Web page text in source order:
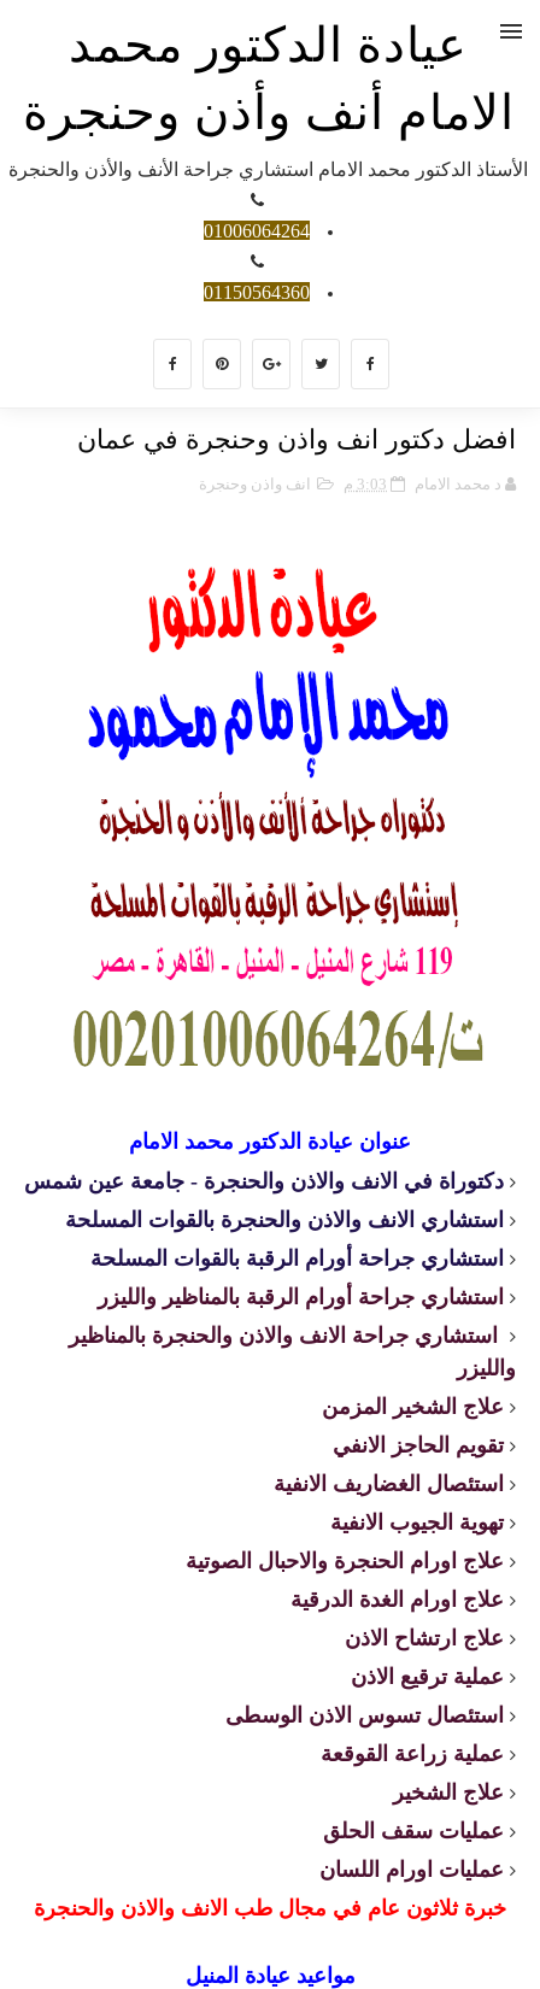
عيادة الدكتور محمد
الامام أنف وأذن وحنجرة
الأستاذ الدكتور محمد الامام استشاري جراحة الأنف والأذن والحنجرة
01006064264
01150564360
افضل دكتور انف واذن وحنجرة في عمان
د محمد الامام 3:03 م انف واذن وحنجرة
عنوان عيادة الدكتور محمد الامام
دكتوراة في الانف والاذن والحنجرة - جامعة عين شمس
استشاري الانف والاذن والحنجرة بالقوات المسلحة
استشاري جراحة أورام الرقبة بالقوات المسلحة
استشاري جراحة أورام الرقبة بالمناظير والليزر
استشاري جراحة الانف والاذن والحنجرة بالمناظير
والليزر
علاج الشخير المزمن
تقويم الحاجز الانفي
استئصال الغضاريف الانفية
تهوية الجيوب الانفية
علاج اورام الحنجرة والاحبال الصوتية
علاج اورام الغدة الدرقية
علاج ارتشاح الاذن
عملية ترقيع الاذن
استئصال تسوس الاذن الوسطى
عملية زراعة القوقعة
علاج الشخير
عمليات سقف الحلق
عمليات اورام اللسان
خبرة ثلاثون عام في مجال طب الانف والاذن والحنجرة
مواعيد عيادة المنيل